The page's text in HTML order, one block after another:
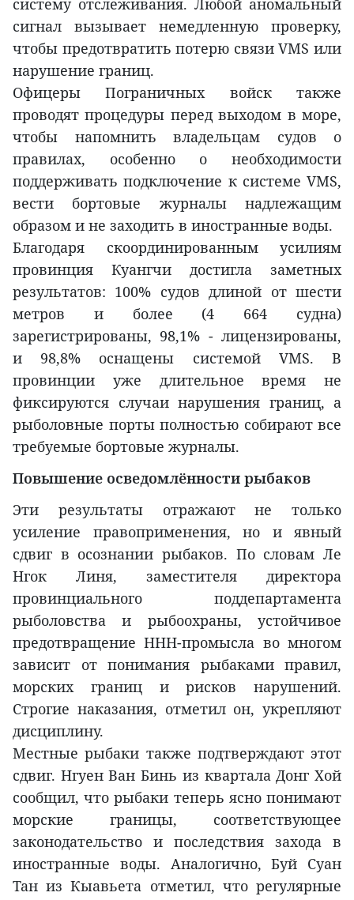
систему отслеживания. Любой аномальный
сигнал вызывает немедленную проверку,
чтобы предотвратить потерю связи VMS или
нарушение границ.
Офицеры Пограничных войск также
проводят процедуры перед выходом в море,
чтобы напомнить владельцам судов о
правилах, особенно о необходимости
поддерживать подключение к системе VMS,
вести бортовые журналы надлежащим
образом и не заходить в иностранные воды.
Благодаря скоординированным усилиям
провинция Куангчи достигла заметных
результатов: 100% судов длиной от шести
метров и более (4 664 судна)
зарегистрированы, 98,1% - лицензированы,
и 98,8% оснащены системой VMS. В
провинции уже длительное время не
фиксируются случаи нарушения границ, а
рыболовные порты полностью собирают все
требуемые бортовые журналы.
Повышение осведомлённости рыбаков
Эти результаты отражают не только
усиление правоприменения, но и явный
сдвиг в осознании рыбаков. По словам Ле
Нгок Линя, заместителя директора
провинциального поддепартамента
рыболовства и рыбоохраны, устойчивое
предотвращение ННН-промысла во многом
зависит от понимания рыбаками правил,
морских границ и рисков нарушений.
Строгие наказания, отметил он, укрепляют
дисциплину.
Местные рыбаки также подтверждают этот
сдвиг. Нгуен Ван Бинь из квартала Донг Хой
сообщил, что рыбаки теперь ясно понимают
морские границы, соответствующее
законодательство и последствия захода в
иностранные воды. Аналогично, Буй Суан
Тан из Кыавьета отметил, что регулярные